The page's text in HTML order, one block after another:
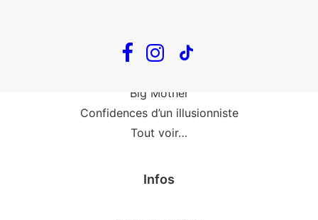
Big Mother
Confidences d’un illusionniste
Tout voir…
Infos